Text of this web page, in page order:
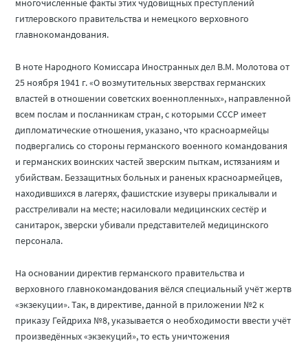
многочисленные факты этих чудовищных преступлений
гитлеровского правительства и немецкого верховного
главнокомандования.
В ноте Народного Комиссара Иностранных дел В.М. Молотова от
25 ноября 1941 г. «О возмутительных зверствах германских
властей в отношении советских военнопленных», направленной
всем послам и посланникам стран, с которыми СССР имеет
дипломатические отношения, указано, что красноармейцы
подвергались со стороны германского военного командования
и германских воинских частей зверским пыткам, истязаниям и
убийствам. Беззащитных больных и раненых красноармейцев,
находившихся в лагерях, фашистские изуверы прикалывали и
расстреливали на месте; насиловали медицинских сестёр и
санитарок, зверски убивали представителей медицинского
персонала.
На основании директив германского правительства и
верховного главнокомандования вёлся специальный учёт жертв
«экзекуции». Так, в директиве, данной в приложении №2 к
приказу Гейдриха №8, указывается о необходимости ввести учёт
произведённых «экзекуций», то есть уничтожения